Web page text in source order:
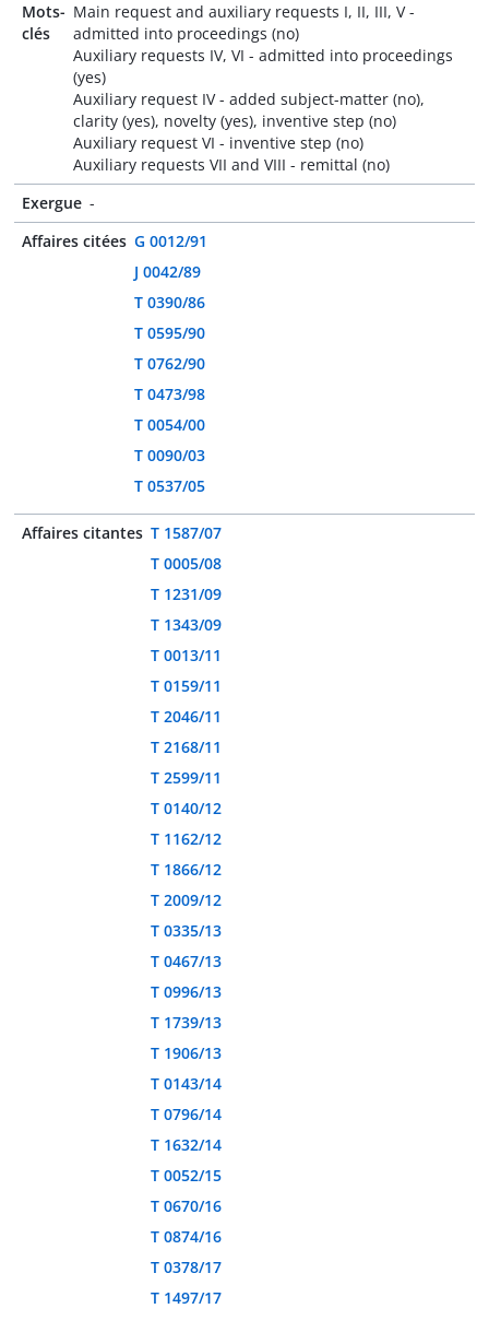
Mots-
clés
Main request and auxiliary requests I, II, III, V -
admitted into proceedings (no)
Auxiliary requests IV, VI - admitted into proceedings
(yes)
Auxiliary request IV - added subject-matter (no),
clarity (yes), novelty (yes), inventive step (no)
Auxiliary request VI - inventive step (no)
Auxiliary requests VII and VIII - remittal (no)
Exergue -
Affaires citées G 0012/91
J 0042/89
T 0390/86
T 0595/90
T 0762/90
T 0473/98
T 0054/00
T 0090/03
T 0537/05
Affaires citantes T 1587/07
T 0005/08
T 1231/09
T 1343/09
T 0013/11
T 0159/11
T 2046/11
T 2168/11
T 2599/11
T 0140/12
T 1162/12
T 1866/12
T 2009/12
T 0335/13
T 0467/13
T 0996/13
T 1739/13
T 1906/13
T 0143/14
T 0796/14
T 1632/14
T 0052/15
T 0670/16
T 0874/16
T 0378/17
T 1497/17